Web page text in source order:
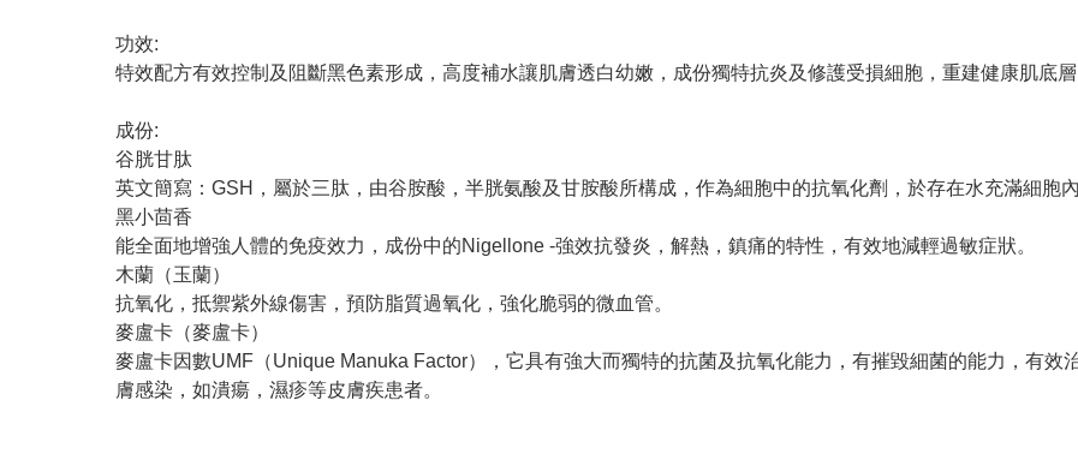
功效:
特效配方有效控制及阻斷黑色素形成，高度補水讓肌膚透白幼嫩，成份獨特抗炎及修護受損細胞，重建健康肌底層
成份:
谷胱甘肽
英文簡寫：GSH，屬於三肽，由谷胺酸，半胱氨酸及甘胺酸所構成，作為細胞中的抗氧化劑，於存在水充滿細胞
黑小茴香
能全面地增強人體的免疫效力，成份中的Nigellone -強效抗發炎，解熱，鎮痛的特性，有效地減輕過敏症狀。
木蘭（玉蘭）
抗氧化，抵禦紫外線傷害，預防脂質過氧化，強化脆弱的微血管。
麥盧卡（麥盧卡）
麥盧卡因數UMF（Unique Manuka Factor），它具有強大而獨特的抗菌及抗氧化能力，有摧毀細菌的能力，有效
膚感染，如潰瘍，濕疹等皮膚疾患者。